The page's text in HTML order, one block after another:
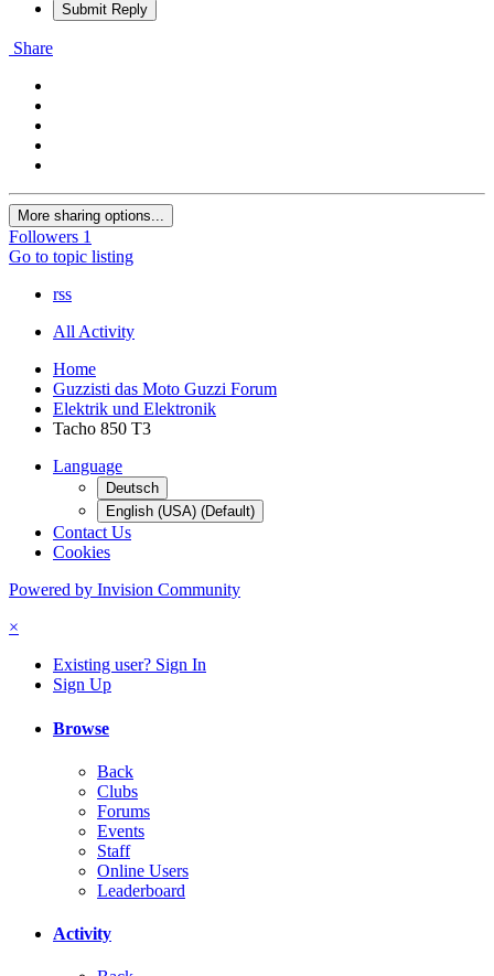
Submit Reply
Share
More sharing options...
Followers 1
Go to topic listing
rss
All Activity
Home
Guzzisti das Moto Guzzi Forum
Elektrik und Elektronik
Tacho 850 T3
Language
Deutsch
English (USA) (Default)
Contact Us
Cookies
Powered by Invision Community
×
Existing user? Sign In
Sign Up
Browse
Back
Clubs
Forums
Events
Staff
Online Users
Leaderboard
Activity